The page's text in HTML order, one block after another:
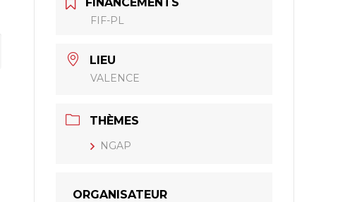
FIF-PL
LIEU
VALENCE
THÈMES
NGAP
ORGANISATEUR